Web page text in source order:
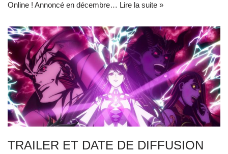
Online ! Annoncé en décembre… Lire la suite »
TRAILER ET DATE DE DIFFUSION